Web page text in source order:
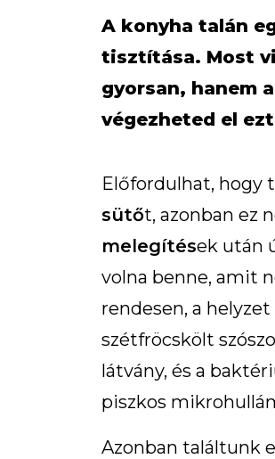
A konyha talán
tisztítása. Most
gyorsan, hanem
végezheted el
Előfordulhat, hogy
sütőt, azonban ez
melegítések után
volna benne, amit
rendesen, a
szétfröcskölt
látvány, és a
piszkos
Azonban találtunk